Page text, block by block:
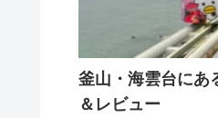
釜山・海雲台にあ
＆レビュー